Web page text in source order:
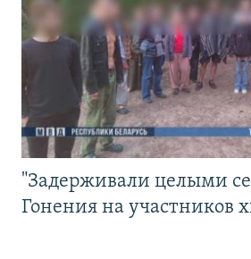
"Задерживали целыми
Гонения на участников